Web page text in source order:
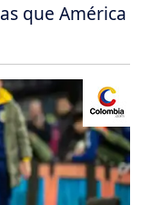
que América